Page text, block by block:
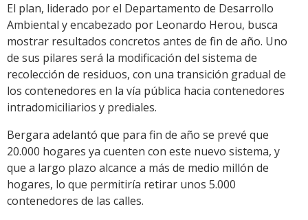
El plan, liderado por el Departamento de Desarrollo
Ambiental y encabezado por Leonardo Herou, busca
mostrar resultados concretos antes de fin de año. Uno
de sus pilares será la modificación del sistema de
recolección de residuos, con una transición gradual de
los contenedores en la vía pública hacia contenedores
intradomiciliarios y prediales.
Bergara adelantó que para fin de año se prevé que
20.000 hogares ya cuenten con este nuevo sistema, y
que a largo plazo alcance a más de medio millón de
hogares, lo que permitiría retirar unos 5.000
contenedores de las calles.